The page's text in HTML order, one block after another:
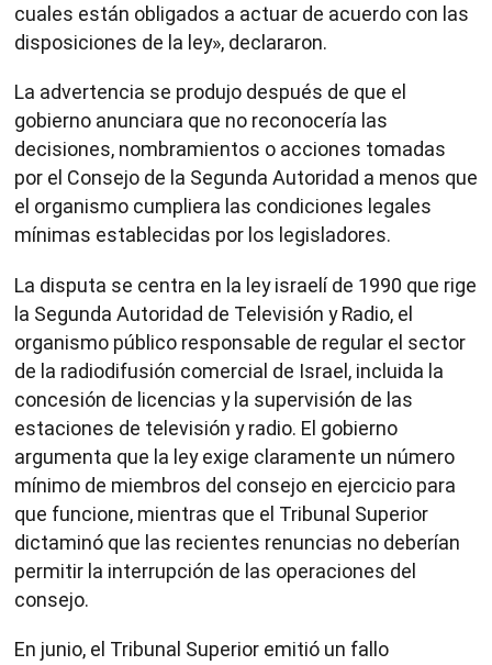
cuales están obligados a actuar de acuerdo con las
disposiciones de la ley», declararon.
La advertencia se produjo después de que el
gobierno anunciara que no reconocería las
decisiones, nombramientos o acciones tomadas
por el Consejo de la Segunda Autoridad a menos que
el organismo cumpliera las condiciones legales
mínimas establecidas por los legisladores.
La disputa se centra en la ley israelí de 1990 que rige
la Segunda Autoridad de Televisión y Radio, el
organismo público responsable de regular el sector
de la radiodifusión comercial de Israel, incluida la
concesión de licencias y la supervisión de las
estaciones de televisión y radio. El gobierno
argumenta que la ley exige claramente un número
mínimo de miembros del consejo en ejercicio para
que funcione, mientras que el Tribunal Superior
dictaminó que las recientes renuncias no deberían
permitir la interrupción de las operaciones del
consejo.
En junio, el Tribunal Superior emitió un fallo